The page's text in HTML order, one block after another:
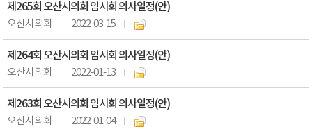
제265회 오산시의회 임시회 의사일정(안)
오산시의회 2022-03-15
제264회 오산시의회 임시회 의사일정(안)
오산시의회 2022-01-13
제263회 오산시의회 임시회 의사일정(안)
오산시의회 2022-01-04